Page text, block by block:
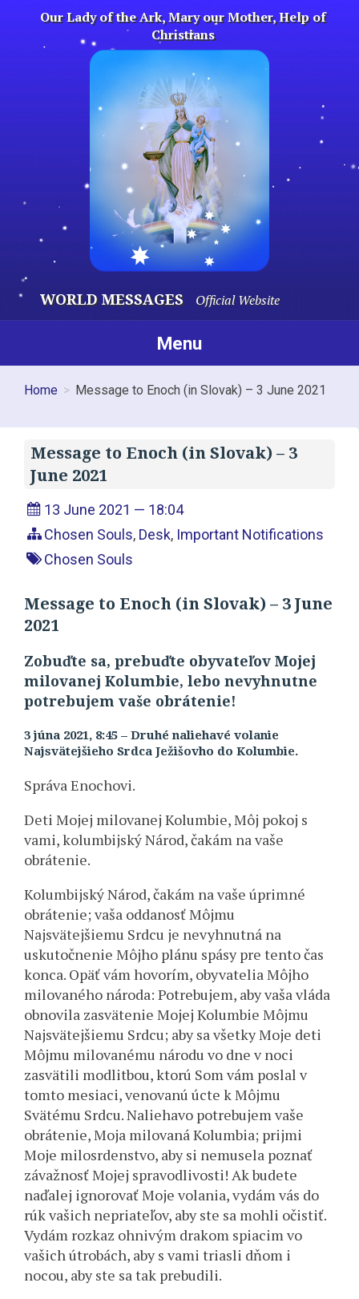
content
Our Lady of the Ark, Mary our Mother, Help of
Christians
WORLD MESSAGES Official Website
Menu
Home Message to Enoch (in Slovak) – 3 June 2021
Message to Enoch (in Slovak) – 3
June 2021
13 June 2021 — 18:04
Chosen Souls, Desk, Important Notifications
Chosen Souls
Message to Enoch (in Slovak) – 3 June
2021
Zobuďte sa, prebuďte obyvateľov Mojej
milovanej Kolumbie, lebo nevyhnutne
potrebujem vaše obrátenie!
3 júna 2021, 8:45 – Druhé naliehavé volanie
Najsvätejšieho Srdca Ježišovho do Kolumbie.
Správa Enochovi.
Deti Mojej milovanej Kolumbie, Môj pokoj s
vami, kolumbijský Národ, čakám na vaše
obrátenie.
Kolumbijský Národ, čakám na vaše úprimné
obrátenie; vaša oddanosť Môjmu
Najsvätejšiemu Srdcu je nevyhnutná na
uskutočnenie Môjho plánu spásy pre tento čas
konca. Opäť vám hovorím, obyvatelia Môjho
milovaného národa: Potrebujem, aby vaša vláda
obnovila zasvätenie Mojej Kolumbie Môjmu
Najsvätejšiemu Srdcu; aby sa všetky Moje deti
Môjmu milovanému národu vo dne v noci
zasvätili modlitbou, ktorú Som vám poslal v
tomto mesiaci, venovanú úcte k Môjmu
Svätému Srdcu. Naliehavo potrebujem vaše
obrátenie, Moja milovaná Kolumbia; prijmi
Moje milosrdenstvo, aby si nemusela poznať
závažnosť Mojej spravodlivosti! Ak budete
naďalej ignorovať Moje volania, vydám vás do
rúk vašich nepriateľov, aby ste sa mohli očistiť.
Vydám rozkaz ohnivým drakom spiacim vo
vašich útrobách, aby s vami triasli dňom i
nocou, aby ste sa tak prebudili.